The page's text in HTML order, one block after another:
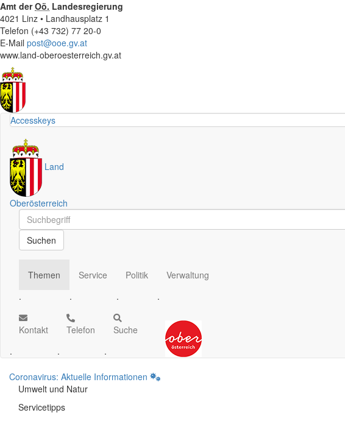
Amt derOö. Landesregierung
4021 Linz • Landhausplatz 1
Telefon (+43 732) 77 20-0
E-Mail post@ooe.gv.at
www.land-oberoesterreich.gv.at
Accesskeys
Land
Oberösterreich
Schnellsuche
Schnellsuche
Suchen
Themen
.
Service
.
Politik
.
Verwaltung
.
Kontakt
.
Telefon
.
Suche
.
Coronavirus: Aktuelle Informationen
Umwelt und Natur
Servicetipps